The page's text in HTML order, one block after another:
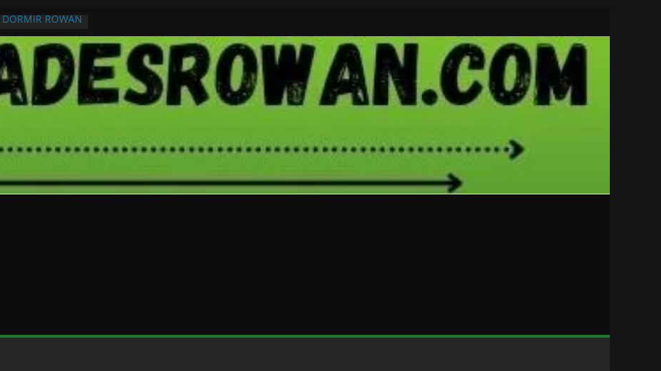
DORMIR ROWAN